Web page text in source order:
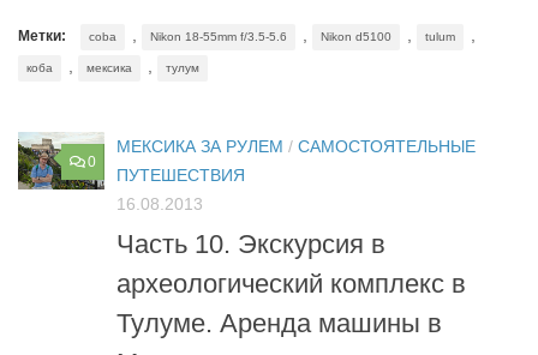
Метки: coba , Nikon 18-55mm f/3.5-5.6 , Nikon d5100 , tulum ,
коба , мексика , тулум
0
МЕКСИКА ЗА РУЛЕМ / САМОСТОЯТЕЛЬНЫЕ
ПУТЕШЕСТВИЯ
16.08.2013
Часть 10. Экскурсия в
археологический комплекс в
Тулуме. Аренда машины в